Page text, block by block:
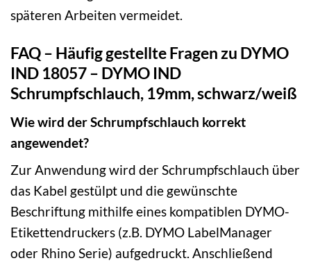
späteren Arbeiten vermeidet.
FAQ – Häufig gestellte Fragen zu DYMO
IND 18057 – DYMO IND
Schrumpfschlauch, 19mm, schwarz/weiß
Wie wird der Schrumpfschlauch korrekt
angewendet?
Zur Anwendung wird der Schrumpfschlauch über
das Kabel gestülpt und die gewünschte
Beschriftung mithilfe eines kompatiblen DYMO-
Etikettendruckers (z.B. DYMO LabelManager
oder Rhino Serie) aufgedruckt. Anschließend